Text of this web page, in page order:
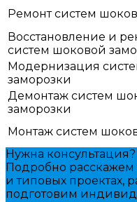
Ремонт систем
Восстановление и
систем шоковой
Модернизация
заморозки
Демонтаж систем
заморозки
Монтаж систем
Нужна консультация?
Подробно расскажем
и типовых проектах,
подготовим